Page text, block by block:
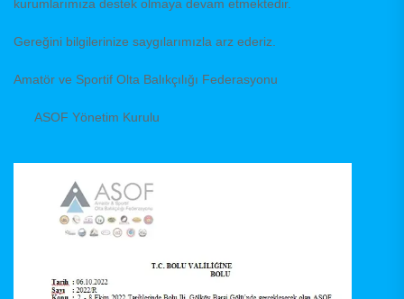
kurumlarımıza destek olmaya devam etmektedir.
Gereğini bilgilerinize saygılarımızla arz ederiz.
Amatör ve Sportif Olta Balıkçılığı Federasyonu
ASOF Yönetim Kurulu